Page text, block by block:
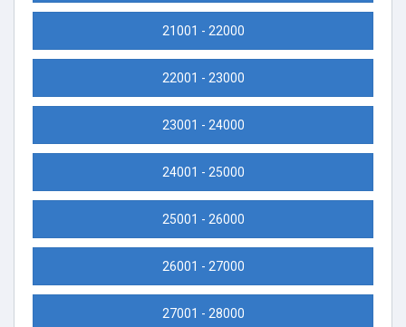
21001 - 22000
22001 - 23000
23001 - 24000
24001 - 25000
25001 - 26000
26001 - 27000
27001 - 28000